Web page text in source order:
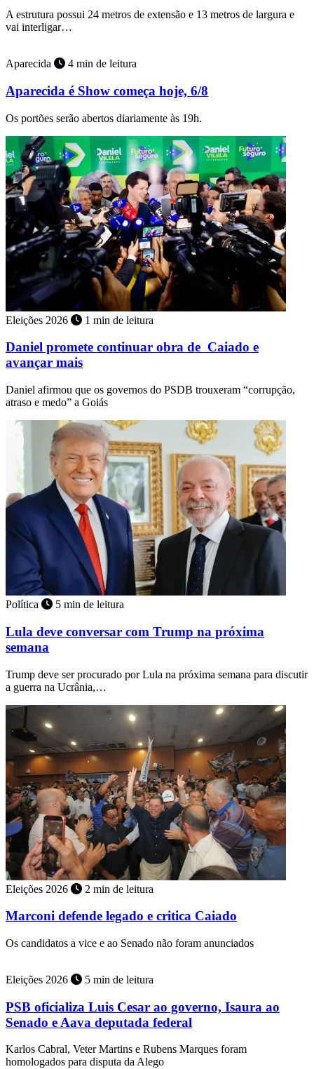
A estrutura possui 24 metros de extensão e 13 metros de largura e
vai interligar…
Aparecida 4 min de leitura
Aparecida é Show começa hoje, 6/8
Os portões serão abertos diariamente às 19h.
Eleições 2026 1 min de leitura
Daniel promete continuar obra de Caiado e
avançar mais
Daniel afirmou que os governos do PSDB trouxeram “corrupção,
atraso e medo” a Goiás
Política 5 min de leitura
Lula deve conversar com Trump na próxima
semana
Trump deve ser procurado por Lula na próxima semana para discutir
a guerra na Ucrânia,…
Eleições 2026 2 min de leitura
Marconi defende legado e critica Caiado
Os candidatos a vice e ao Senado não foram anunciados
Eleições 2026 5 min de leitura
PSB oficializa Luis Cesar ao governo, Isaura ao
Senado e Aava deputada federal
Karlos Cabral, Veter Martins e Rubens Marques foram
homologados para disputa da Alego